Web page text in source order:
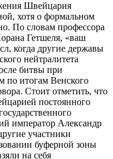
Швейцария
хотя о формальном
По словам профессора
Гетшеля, «ваш
когда другие державы
нейтралитета
битвы при
по итогам Венского
Стоит отметить, что
постоянного
император Александр
участники
буферной зоны
на себя